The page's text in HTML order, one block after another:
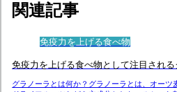
関連記事
免疫力を上げる食べ物
免疫力を上げる食べ物として注目される
グラノーラとは何か？グラノーラとは、オーツ